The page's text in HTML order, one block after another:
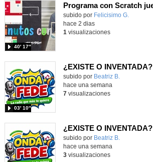
Contenido educativo.
subido por Felicisimo G.
40′ 17″
hace 2 dias
1 visualizaciones
¿EXISTE O INVENTADA?
Contenido educativo.
subido por Beatriz B.
03′ 10″
hace una semana
7visualizaciones
¿EXISTE O INVENTADA?
Contenido educativo.
subido por Beatriz B.
hace una semana
3visualizaciones